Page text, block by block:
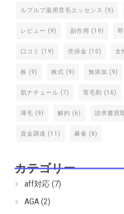
ルプルプ薬用育毛エッセンス (9)
レビュー (9) 副作用 (19)
口コミ (19) 売掛金 (10) 女
株 (9) 株式 (9) 無添加 (9)
肌ナチュール (7) 育毛剤 (16)
薄毛 (9) 解約 (6) 請求書買
資金調達 (11) 麻雀 (8)
カテゴリー
aff対応 (7)
AGA (2)